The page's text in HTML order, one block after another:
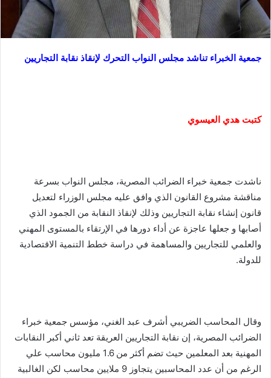
جمعية الخبراء تناشد مجلس النواب التحرك لإنقاذ نقابة التجاريين
كتبت هدي العيسوي
ناشدت جمعية خبراء الضرائب المصرية، مجلس النواب بسرعة
مناقشة مشروع القانون الذي وافق عليه مجلس الوزراء لتعديل
قانون إنشاء نقابة التجاريين وذلك لإنقاذ النقابة من الجمود الذي
أصابها و جعلها عاجزة عن أداء دورها في الإرتقاء بالمستوى المهني
والعلمي للتجاريين والمساهمة في دراسة خطط التنمية الاقتصادية
للدولة.
وقال المحاسب الضريبي أشرف عبد الغني، مؤسس جمعية خبراء
الضرائب المصرية، إن نقابة التجاريين العريقة تعد ثاني أكبر النقابات
المهنية بعد المعلمين حيث تضم أكثر من 1.6 مليون محاسب علي
الرغم من أن عدد المحاسبين يتجاوز 9 ملايين محاسب لكن الغالبية